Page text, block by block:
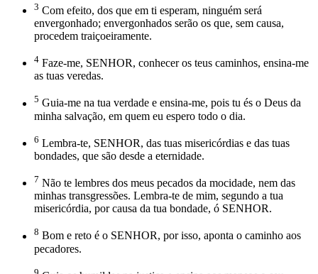
3 Com efeito, dos que em ti esperam, ninguém será
envergonhado; envergonhados serão os que, sem causa,
procedem traiçoeiramente.
4 Faze-me, SENHOR, conhecer os teus caminhos, ensina-me
as tuas veredas.
5 Guia-me na tua verdade e ensina-me, pois tu és o Deus da
minha salvação, em quem eu espero todo o dia.
6 Lembra-te, SENHOR, das tuas misericórdias e das tuas
bondades, que são desde a eternidade.
7 Não te lembres dos meus pecados da mocidade, nem das
minhas transgressões. Lembra-te de mim, segundo a tua
misericórdia, por causa da tua bondade, ó SENHOR.
8 Bom e reto é o SENHOR, por isso, aponta o caminho aos
pecadores.